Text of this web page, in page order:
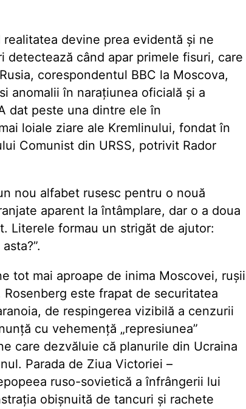
devine prea evidentă și ne
detectează când apar primele fisuri, care
corespondentul BBC la Moscova,
anomalii în narațiunea oficială și a
dat peste una dintre ele în
loiale ziare ale Kremlinului, fondat în
Comunist din URSS, potrivit Rador
nou alfabet rusesc pentru o nouă
aparent la întâmplare, dar o a doua
Literele formau un strigăt de ajutor:
tot mai aproape de inima Moscovei, rușii
este frapat de securitatea
de respingerea vizibilă a cenzurii
cu vehemență „represiunea”
care dezvăluie că planurile din Ucraina
Parada de Ziua Victoriei –
ruso-sovietică a înfrângerii lui
obișnuită de tancuri și rachete